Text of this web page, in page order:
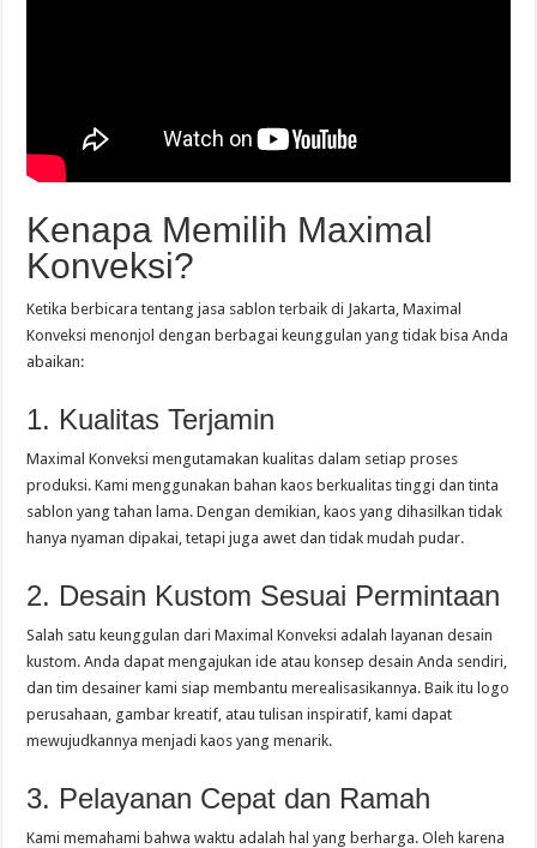
Kenapa Memilih Maximal
Konveksi?
Ketika berbicara tentang jasa sablon terbaik di Jakarta, Maximal
Konveksi menonjol dengan berbagai keunggulan yang tidak bisa Anda
abaikan:
1. Kualitas Terjamin
Maximal Konveksi mengutamakan kualitas dalam setiap proses
produksi. Kami menggunakan bahan kaos berkualitas tinggi dan tinta
sablon yang tahan lama. Dengan demikian, kaos yang dihasilkan tidak
hanya nyaman dipakai, tetapi juga awet dan tidak mudah pudar.
2. Desain Kustom Sesuai Permintaan
Salah satu keunggulan dari Maximal Konveksi adalah layanan desain
kustom. Anda dapat mengajukan ide atau konsep desain Anda sendiri,
dan tim desainer kami siap membantu merealisasikannya. Baik itu logo
perusahaan, gambar kreatif, atau tulisan inspiratif, kami dapat
mewujudkannya menjadi kaos yang menarik.
3. Pelayanan Cepat dan Ramah
Kami memahami bahwa waktu adalah hal yang berharga. Oleh karena